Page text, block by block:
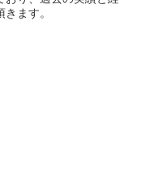
ます。